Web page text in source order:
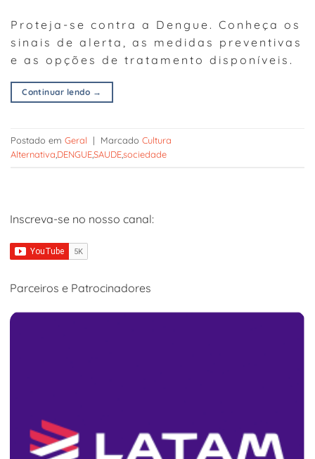
Proteja-se contra a Dengue. Conheça os
sinais de alerta, as medidas preventivas
e as opções de tratamento disponíveis.
Continuar lendo →
Postado em Geral | Marcado Cultura
Alternativa DENGUESAUDEsociedade
Inscreva-se no nosso canal:
Parceiros e Patrocinadores